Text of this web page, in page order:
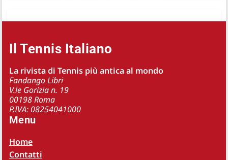
Il Tennis Italiano
La rivista di Tennis più antica al mondo
Fandango Libri
V.le Gorizia n. 19
00198 Roma
P.IVA: 08254041000
Menu
Home
Contatti